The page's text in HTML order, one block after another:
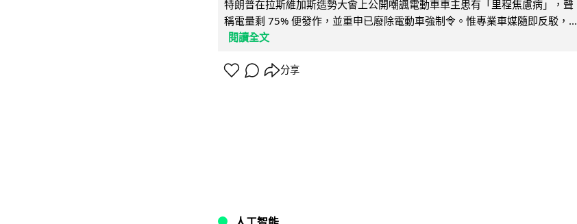
特朗普在拉斯維加斯造勢大會上公開嘲諷電動車車主患有「里程焦慮病」，聲
稱電量剩 75% 便發作，並重申已廢除電動車強制令。惟專業車媒隨即反駁，...
閱讀全文
分享